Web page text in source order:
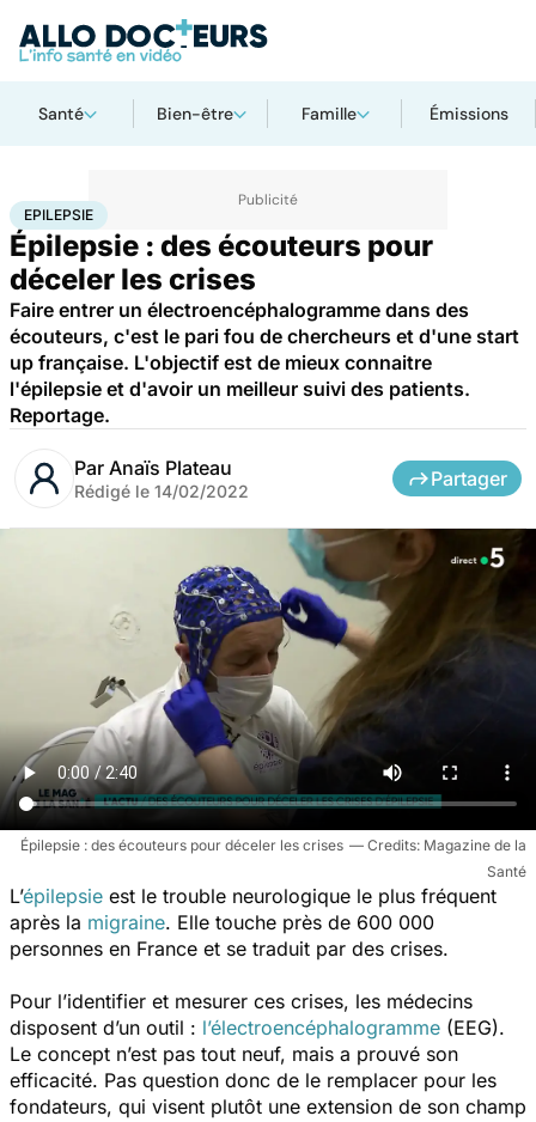
Santé Bien-être Famille Émissions
AccueilSanté
EPILEPSIE
Épilepsie : des écouteurs pour
déceler les crises
Faire entrer un électroencéphalogramme dans des
écouteurs, c'est le pari fou de chercheurs et d'une start
up française. L'objectif est de mieux connaitre
l'épilepsie et d'avoir un meilleur suivi des patients.
Reportage.
Par Anaïs Plateau
Rédigé le 14/02/2022
Partager
Épilepsie : des écouteurs pour déceler les crises
Magazine de la
Santé
L’épilepsie est le trouble neurologique le plus fréquent
après la migraine. Elle touche près de 600 000
personnes en France et se traduit par des crises.
Pour l’identifier et mesurer ces crises, les médecins
disposent d’un outil : l’électroencéphalogramme (EEG).
Le concept n’est pas tout neuf, mais a prouvé son
efficacité. Pas question donc de le remplacer pour les
fondateurs, qui visent plutôt une extension de son champ